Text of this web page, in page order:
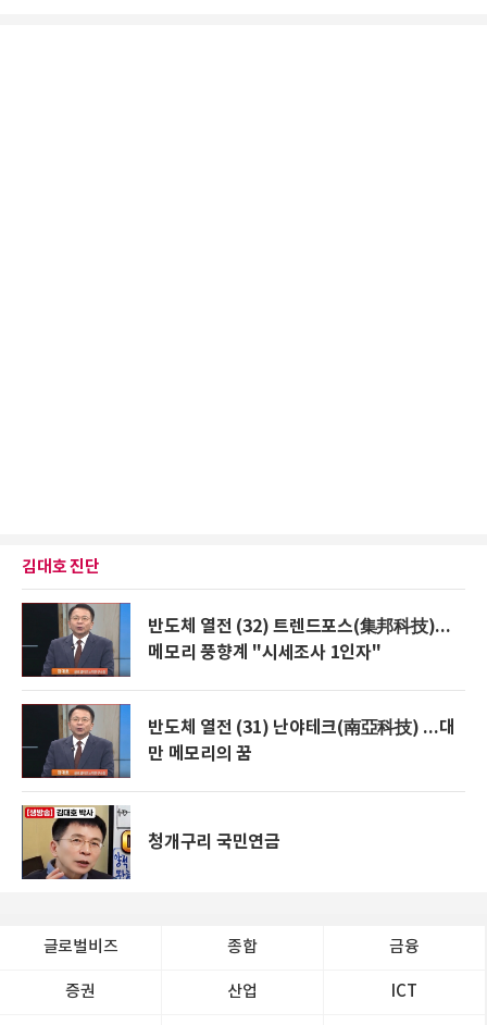
김대호 진단
반도체 열전 (32) 트렌드포스(集邦科技)...
메모리 풍향계 "시세조사 1인자"
반도체 열전 (31) 난야테크(南亞科技) ...대
만 메모리의 꿈
청개구리 국민연금
글로벌비즈 종합 금융
증권 산업 ICT